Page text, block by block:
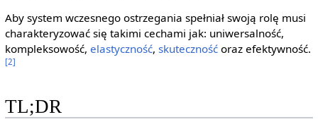
Aby system wczesnego ostrzegania spełniał swoją rolę musi
charakteryzować się takimi cechami jak: uniwersalność,
kompleksowość, elastyczność, skutecznośćoraz efektywność.
[2]
TL;DR